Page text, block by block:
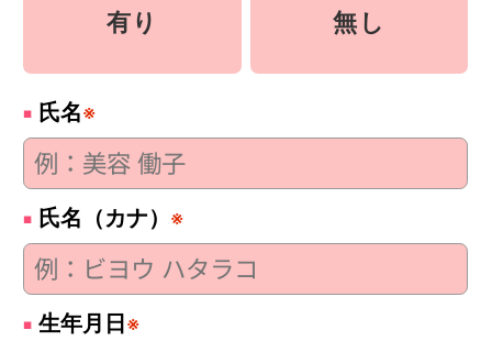
有り 無し
氏名※
氏名（カナ） ※
生年月日 ※